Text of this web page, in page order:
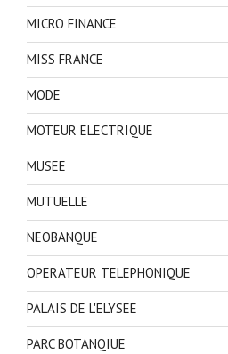
MICRO FINANCE
MISS FRANCE
MODE
MOTEUR ELECTRIQUE
MUSEE
MUTUELLE
NEOBANQUE
OPERATEUR TELEPHONIQUE
PALAIS DE L'ELYSEE
PARC BOTANQIUE